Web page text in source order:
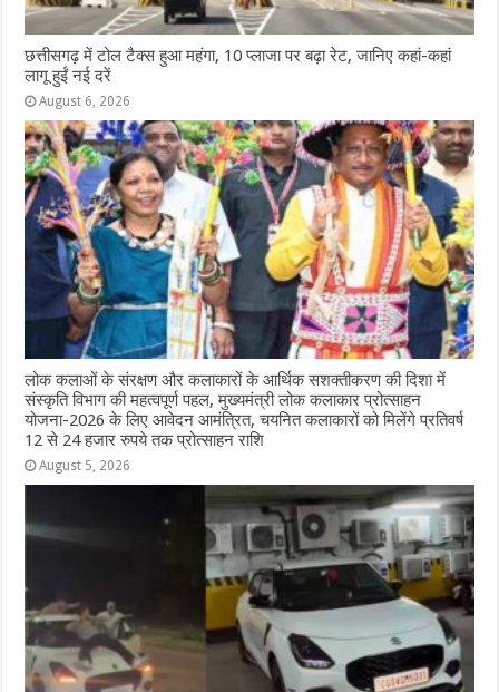
छत्तीसगढ़ में टोल टैक्स हुआ महंगा, 10 प्लाजा पर बढ़ा रेट, जानिए कहां-कहां
लागू हुईं नई दरें
August 6, 2026
लोक कलाओं के संरक्षण और कलाकारों के आर्थिक सशक्तीकरण की दिशा में
संस्कृति विभाग की महत्वपूर्ण पहल, मुख्यमंत्री लोक कलाकार प्रोत्साहन
योजना-2026 के लिए आवेदन आमंत्रित, चयनित कलाकारों को मिलेंगे प्रतिवर्ष
12 से 24 हजार रुपये तक प्रोत्साहन राशि
August 5, 2026